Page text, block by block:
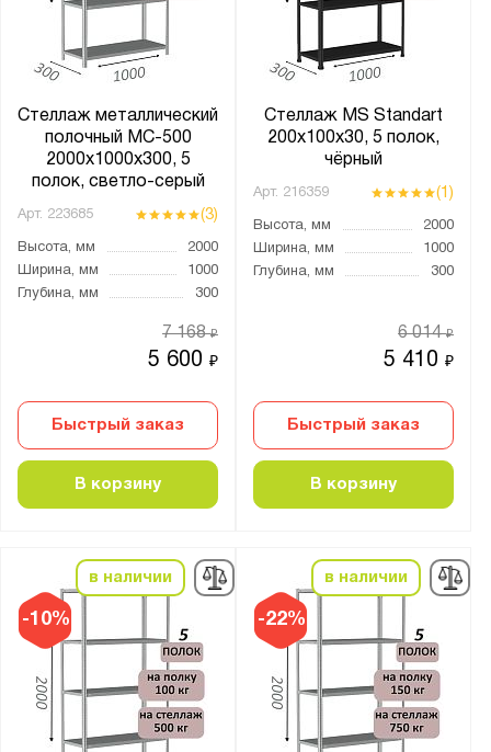
Стеллаж металлический
полочный МС-500
2000х1000х300, 5
полок, светло-серый
Арт. 223685 (3)
Высота, мм
2000
Ширина, мм
1000
Глубина, мм
300
5 600₽
7 168₽
Быстрый заказ
В корзину
Стеллаж MS Standart
200х100х30, 5 полок,
чёрный
Арт. 216359 (1)
Высота, мм
2000
Ширина, мм
1000
Глубина, мм
300
5 410₽
6 014₽
Быстрый заказ
В корзину
-10%
в наличии
-22%
в наличии
Производитель:
Constructor
ГТС
Диком
Диполь
Металл-Завод
ПАКС-Металл
Промет
Викинг
Серия:
CombiK
ES
MS Hard
MS Standart
SBE